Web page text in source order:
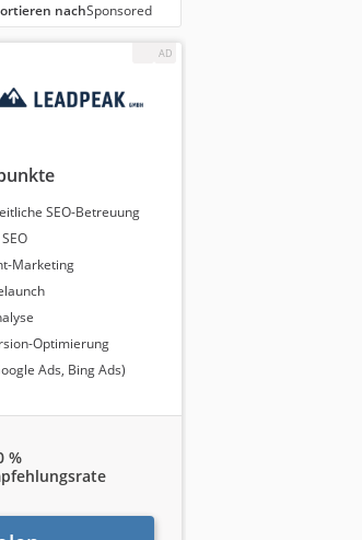
von 10 Punkten
Stelle und
von
aufweist.
nachSponsored
SEO-Betreuung
Marketing
Optimierung
Ads, Bing Ads)
%